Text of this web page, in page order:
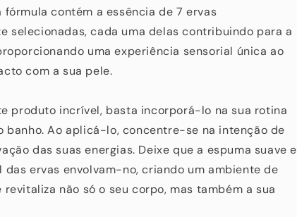
fórmula contém a essência de 7 ervas
selecionadas, cada uma delas contribuindo para a
uma experiência sensorial única ao
com a sua pele.
produto incrível, basta incorporá-lo na sua rotina
banho. Ao aplicá-lo, concentre-se na intenção de
das suas energias. Deixe que a espuma suave e
das ervas envolvam-no, criando um ambiente de
não só o seu corpo, mas também a sua